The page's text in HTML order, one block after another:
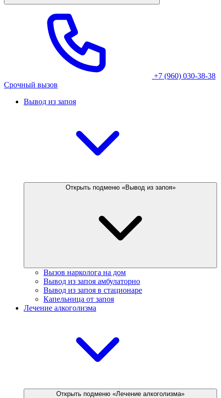
+7 (960) 030-38-38
Срочный вызов
Вывод из запоя
Открыть подменю «Вывод из запоя»
Вызов нарколога на дом
Вывод из запоя амбулаторно
Вывод из запоя в стационаре
Капельница от запоя
Лечение алкоголизма
Открыть подменю «Лечение алкоголизма»